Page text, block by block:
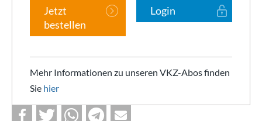
Jetzt
bestellen
Login
Mehr Informationen zu unseren VKZ-Abos finden
Sie hier